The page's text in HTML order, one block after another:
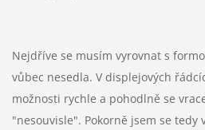
Nejdříve se musím vyrovnat s
vůbec nesedla. V displejových
možnosti rychle a pohodlně se
"nesouvisle". Pokorně jsem se tedy